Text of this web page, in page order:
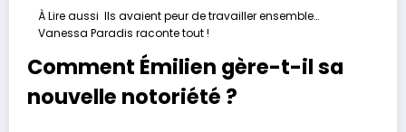
À Lire aussi Ils avaient peur de travailler ensemble…
Vanessa Paradis raconte tout !
Comment Émilien gère-t-il sa
nouvelle notoriété ?